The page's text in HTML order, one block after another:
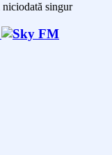
niciodată singur